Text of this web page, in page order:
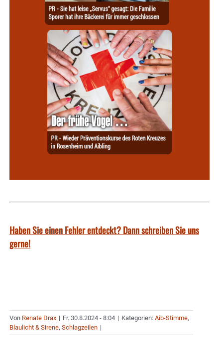
Haben Sie einen Fehler entdeckt? Dann schreiben Sie uns
gerne!
Von Renate Drax | Fr. 30.8.2024 - 8:04 | Kategorien: Aib-Stimme,
Blaulicht & Sirene, Schlagzeilen |